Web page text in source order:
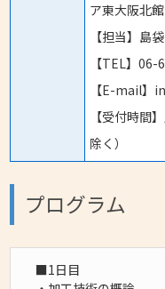
ア東大阪北
【担当】島袋
【TEL】
【E-mail】
【受付時間
除く）
プログラム
■1日目